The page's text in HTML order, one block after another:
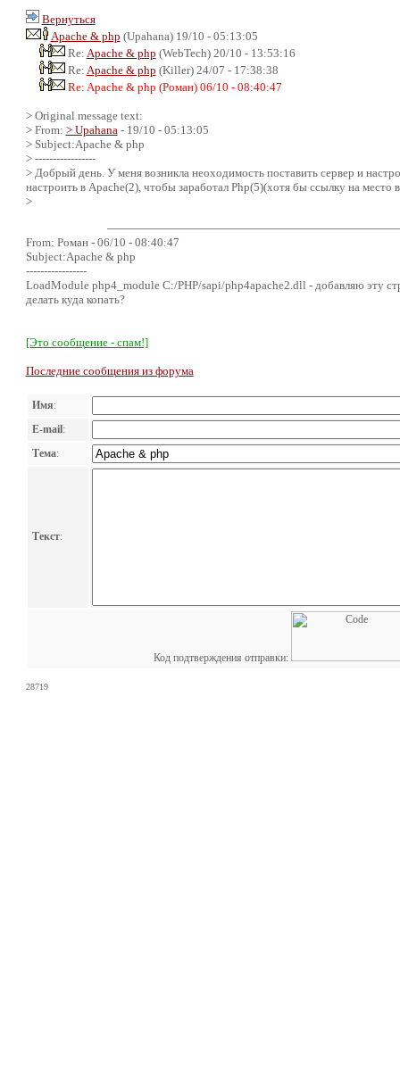
Вернуться
Apache & php (Upahana) 19/10 - 05:13:05
Re: Apache & php (WebTech) 20/10 - 13:53:16
Re: Apache & php (Killer) 24/07 - 17:38:38
Re: Apache & php (Роман) 06/10 - 08:40:47
> Original message text:
> From: > Upahana - 19/10 - 05:13:05
> Subject:Apache & php
> -----------------
> Добрый день. У меня возникла неоходимость поставить сервер и
настроить в Apache(2), чтобы заработал Php(5)(хотя бы ссылку на место
>
From: Роман - 06/10 - 08:40:47
Subject:Apache & php
-----------------
LoadModule php4_module C:/PHP/sapi/php4apache2.dll - добавляю эту
делать куда копать?
[Это сообщение - спам!]
Последние сообщения из форума
Имя:
E-mail:
Тема:
Текст:
Код подтверждения отправки:
28719